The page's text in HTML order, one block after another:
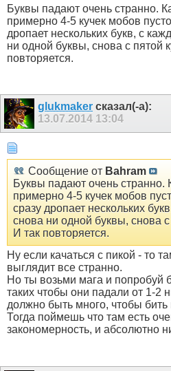
Буквы падают очень странно.
примерно 4-5 кучек мобов
дропает нескольких букв, с
ни одной буквы, снова с пятой
повторяется.
glukmaker сказал(-а):
13.07.2014 13:04
Сообщение от Bahram
Буквы падают очень странно.
примерно 4-5 кучек мобов
сразу дропает нескольких
снова ни одной буквы, снова с
И так повторяется.
Ну если качаться с пикой - то
выглядит все странно.
Но ты возьми мага и попробуй
таких чтобы они падали от 1-2
должно быть много, чтобы
Тогда поймешь что там есть
закономерность, и абсолютно